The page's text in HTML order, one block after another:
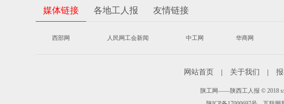
媒体链接 各地工人报 友情链接
西部网 人民网工会新闻 中工网 华商网
网站首页 | 关于我们 |
陕工网——陕西工人报 © 2018